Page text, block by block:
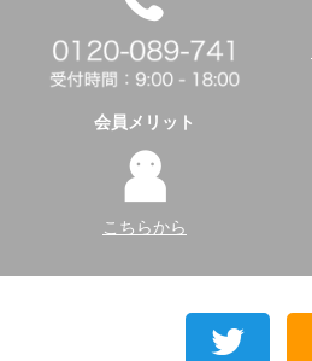
会員メリット
こちらから